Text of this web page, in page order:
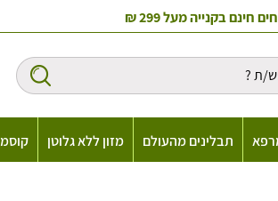
חינם בקנייה מעל 299 ₪
תבלינים מהעולם מזון ללא גלוטן